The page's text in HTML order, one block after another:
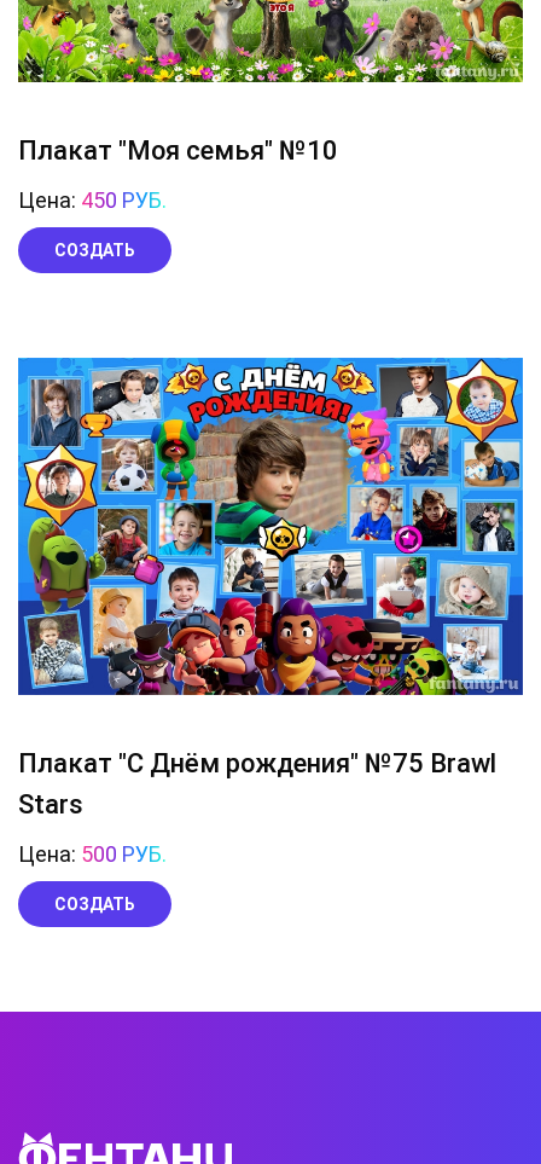
Плакат "Моя семья" №10
Цена: 450 РУБ.
СОЗДАТЬ
Плакат "С Днём рождения" №75 Brawl
Stars
Цена: 500 РУБ.
СОЗДАТЬ